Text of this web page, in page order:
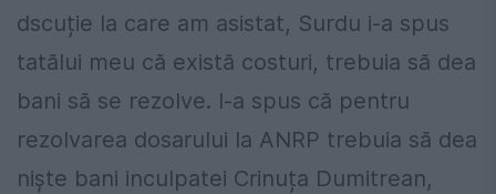
dscuție la care am asistat, Surdu i-a spus
tatălui meu că există costuri, trebuia să dea
bani să se rezolve. I-a spus că pentru
rezolvarea dosarului la ANRP trebuia să dea
niște bani inculpatei Crinuța Dumitrean,